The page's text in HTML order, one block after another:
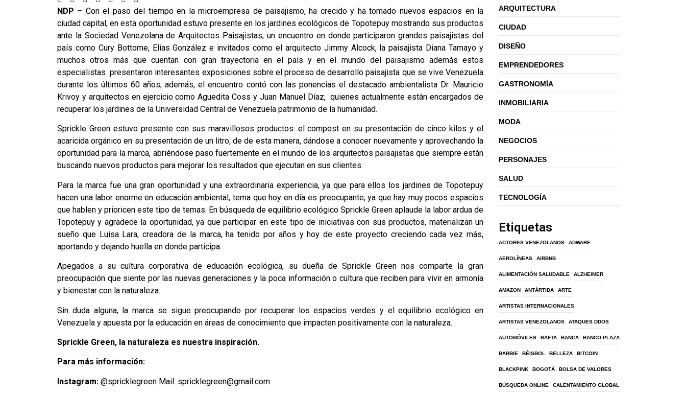
NDP – Con el paso del tiempo en la microempresa de paisajismo, ha crecido y ha tomado nuevos espacios en la
ciudad capital, en esta oportunidad estuvo presente en los jardines ecológicos de Topotepuy mostrando sus productos
ante la Sociedad Venezolana de Arquitectos Paisajistas, un encuentro en donde participaron grandes paisajistas del
país como Cury Bottome, Elías González e invitados como el arquitecto Jimmy Alcock, la paisajista Diana Tamayo y
muchos otros más que cuentan con gran trayectoria en el país y en el mundo del paisajismo además estos
especialistas presentaron interesantes exposiciones sobre el proceso de desarrollo paisajista que se vive Venezuela
durante los últimos 60 años; además, el encuentro contó con las ponencias el destacado ambientalista Dr. Mauricio
Krivoy y arquitectos en ejercicio como Aguedita Coss y Juan Manuel Díaz, quienes actualmente están encargados de
recuperar los jardines de la Universidad Central de Venezuela patrimonio de la humanidad.
Sprickle Green estuvo presente con sus maravillosos productos: el compost en su presentación de cinco kilos y el
acaricida orgánico en su presentación de un litro, de de esta manera, dándose a conocer nuevamente y aprovechando la
oportunidad para la marca, abriéndose paso fuertemente en el mundo de los arquitectos paisajistas que siempre están
buscando nuevos productos para mejorar los resultados que ejecutan en sus clientes.
Para la marca fue una gran oportunidad y una extraordinaria experiencia, ya que para ellos los jardines de Topotepuy
hacen una labor enorme en educación ambiental, tema que hoy en día es preocupante, ya que hay muy pocos espacios
que hablen y prioricen este tipo de temas. En búsqueda de equilibrio ecológico Sprickle Green aplaude la labor ardua de
Topotepuy y agradece la oportunidad, ya que participar en este tipo de iniciativas con sus productos, materializan un
sueño que Luisa Lara, creadora de la marca, ha tenido por años y hoy de este proyecto creciendo cada vez más,
aportando y dejando huella en donde participa.
Apegados a su cultura corporativa de educación ecológica, su dueña de Sprickle Green nos comparte la gran
preocupación que siente por las nuevas generaciones y la poca información o cultura que reciben para vivir en armonía
y bienestar con la naturaleza.
Sin duda alguna, la marca se sigue preocupando por recuperar los espacios verdes y el equilibrio ecológico en
Venezuela y apuesta por la educación en áreas de conocimiento que impacten positivamente con la naturaleza.
Sprickle Green, la naturaleza es nuestra inspiración.
Para más información:
Instagram: @spricklegreen Mail: spricklegreen@gmail.com
ARQUITECTURA
CIUDAD
DISEÑO
EMPRENDEDORES
GASTRONOMÍA
INMOBILIARIA
MODA
NEGOCIOS
PERSONAJES
SALUD
TECNOLOGÍA
Etiquetas
ACTORES VENEZOLANOS ADWARE
AEROLÍNEAS AIRBNB
ALIMENTACIÓN SALUDABLE ALZHEIMER
AMAZON ANTÁRTIDA ARTE
ARTISTAS INTERNACIONALES
ARTISTAS VENEZOLANOS ATAQUES DDOS
AUTOMÓVILES BAFTA BANCA BANCO PLAZA
BARBIE BÉISBOL BELLEZA BITCOIN
BLACKPINK BOGOTÁ BOLSA DE VALORES
BÚSQUEDA ONLINE CALENTAMIENTO GLOBAL